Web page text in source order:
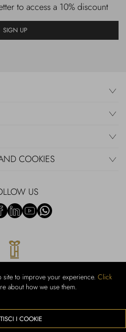
to improve your experience. Click
about how we use them.
I COOKIE
to access a 10% discount
SIGN UP
COOKIES
US
- 80122 Naples - P.Iva 00436210637 -